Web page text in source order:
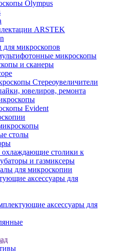
Olympus
ARSTEK
микроскопов
микроскопы
и сканеры
Стереоувеличители
ювелиров, ремонта
Evident
столы
охлаждающие столики к
и газмиксеры
для микроскопии
аксессуары для
аксессуары для